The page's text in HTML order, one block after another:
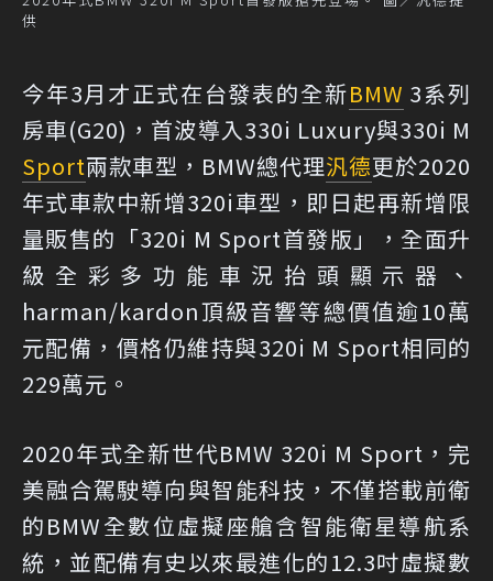
供
今年3月才正式在台發表的全新BMW 3系列
房車(G20)，首波導入330i Luxury與330i M
Sport兩款車型，BMW總代理汎德更於2020
年式車款中新增320i車型，即日起再新增限
量販售的「320i M Sport首發版」，全面升
級全彩多功能車況抬頭顯示器、
harman/kardon頂級音響等總價值逾10萬
元配備，價格仍維持與320i M Sport相同的
229萬元。
2020年式全新世代BMW 320i M Sport，完
美融合駕駛導向與智能科技，不僅搭載前衛
的BMW全數位虛擬座艙含智能衛星導航系
統，並配備有史以來最進化的12.3吋虛擬數